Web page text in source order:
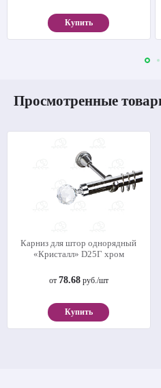
Купить
Просмотренные
Карниз для штор однорядный
«Кристалл» D25Г хром
от 78.68руб./шт
Купить